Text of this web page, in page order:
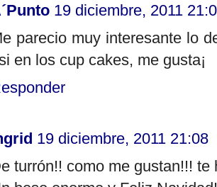
19 diciembre, 2011
parecio muy interesante lo
en los cup cakes, me gusta¡
19 diciembre, 2011 21:08
turrón!! como me gustan!!!